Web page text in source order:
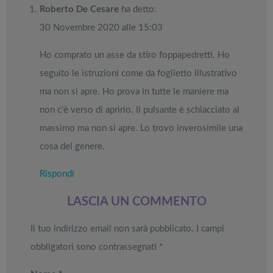
Up Paddle
dell’anno
vibranti
PERDERE
aspirapolvere
perdere nella
Week
Tavola SUP
migliori Stand
gonfiabili
metà prezzo
Black Friday:
pedane
Migliori smart
da NON
Offerte robot
da non
Week
prezzo: i
migliori Stand
gonfiabili
Roberto De Cesare ha detto:
30 Novembre 2020 alle 15:03
Ho comprato un asse da stiro foppapedretti. Ho
seguito le istruzioni come da foglietto illustrativo
ma non si apre. Ho prova in tutte le maniere ma
non c'è verso di aprirlo. Il pulsante è schiacciato al
massimo ma non si apre. Lo trovo inverosimile una
cosa del genere.
Rispondi
LASCIA UN COMMENTO
Il tuo indirizzo email non sarà pubblicato.
I campi
obbligatori sono contrassegnati *